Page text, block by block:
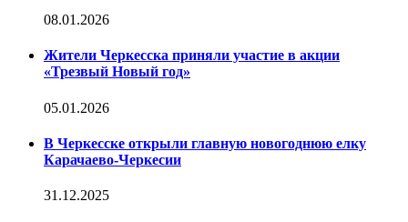
08.01.2026
Жители Черкесска приняли участие в акции
«Трезвый Новый год»
05.01.2026
В Черкесске открыли главную новогоднюю елку
Карачаево-Черкесии
31.12.2025